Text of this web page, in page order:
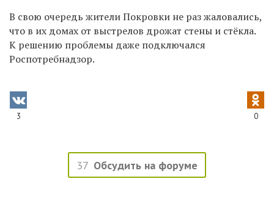
В свою очередь жители Покровки не раз жаловались,
что в их домах от выстрелов дрожат стены и стёкла.
К решению проблемы даже подключался
Роспотребнадзор.
3 0
37 Обсудить на форуме